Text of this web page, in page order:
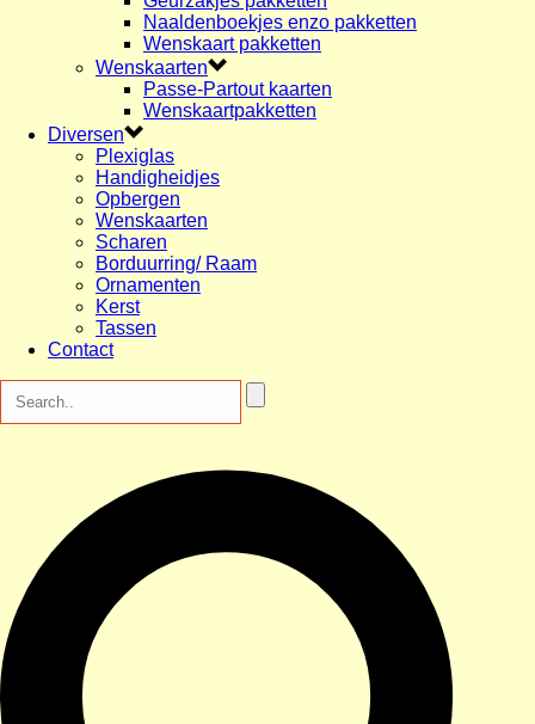
Naaldenboekjes enzo pakketten
Wenskaart pakketten
Wenskaarten
Passe-Partout kaarten
Wenskaartpakketten
Diversen
Plexiglas
Handigheidjes
Opbergen
Wenskaarten
Scharen
Borduurring/ Raam
Ornamenten
Kerst
Tassen
Contact